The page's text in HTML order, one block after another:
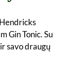
Gin Tonic. Su
savo draugų